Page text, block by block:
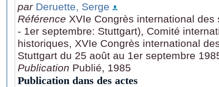
par Deruette, Serge
Référence XVIe Congrès international
- 1er septembre: Stuttgart), Comité
historiques, XVIe Congrès international
Stuttgart du 25 août au 1er septembre
Publication Publié, 1985
Publication dans des actes